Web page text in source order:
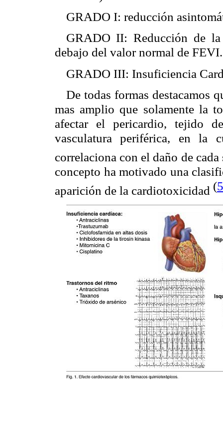
GRADO I: reducción
GRADO II: Reducción de
debajo del valor normal de FEVI.
GRADO III: Insuficiencia
De todas formas destacamos
mas amplio que solamente la
afectar el pericardio, tejido
vasculatura periférica, en la
correlaciona con el daño de cada
concepto ha motivado una
aparición de la cardiotoxicidad (5